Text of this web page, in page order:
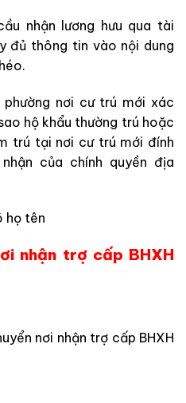
nhận lương hưu qua tài
đủ thông tin vào nội dung
nơi cư trú mới xác
hộ khẩu thường trú hoặc
trú tại nơi cư trú mới đính
của chính quyền địa
họ tên
nhận trợ cấp BHXH
nơi nhận trợ cấp BHXH